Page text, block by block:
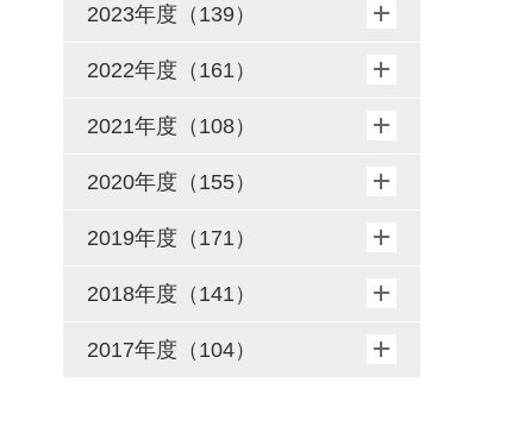
2023年度（139）
2022年度（161）
2021年度（108）
2020年度（155）
2019年度（171）
2018年度（141）
2017年度（104）